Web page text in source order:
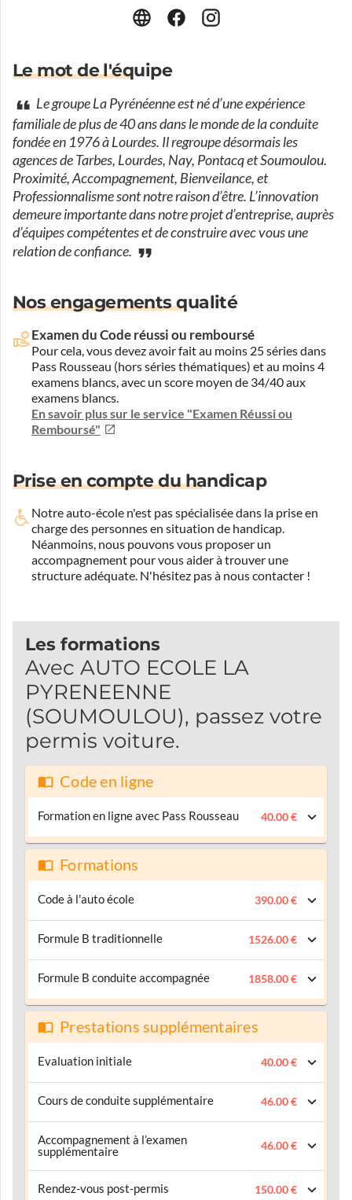
Le mot de l'équipe
Le groupe La Pyrénéenne est né d’une expérience
familiale de plus de 40 ans dans le monde de la conduite
fondée en 1976 à Lourdes. Il regroupe désormais les
agences de Tarbes, Lourdes, Nay, Pontacq et Soumoulou.
Proximité, Accompagnement, Bienveilance, et
Professionnalisme sont notre raison d’être. L’innovation
demeure importante dans notre projet d’entreprise, auprès
d’équipes compétentes et de construire avec vous une
relation de confiance.
Nos engagements qualité
Examen du Code réussi ou remboursé
Pour cela, vous devez avoir fait au moins 25 séries dans
Pass Rousseau (hors séries thématiques) et au moins 4
examens blancs, avec un score moyen de 34/40 aux
examens blancs.
En savoir plus sur le service "Examen Réussi ou
Remboursé"
Prise en compte du handicap
Notre auto-école n'est pas spécialisée dans la prise en
charge des personnes en situation de handicap.
Néanmoins, nous pouvons vous proposer un
accompagnement pour vous aider à trouver une
structure adéquate. N'hésitez pas à nous contacter !
Les formations
Avec AUTO ECOLE LA
PYRENEENNE
(SOUMOULOU), passez votre
permis voiture.
Code en ligne
Formation en ligne avec Pass Rousseau 40.00 €
Formations
Code à l'auto école 390.00 €
Formule B traditionnelle 1526.00 €
Formule B conduite accompagnée 1858.00 €
Prestations supplémentaires
Evaluation initiale 40.00 €
Cours de conduite supplémentaire 46.00 €
Accompagnement à l’examen
supplémentaire
46.00 €
Rendez-vous post-permis 150.00 €